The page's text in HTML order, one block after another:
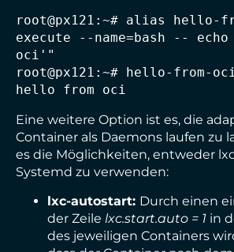
root@px121:~# alias hello-
execute --name=bash --
oci'"
root@px121:~# hello-from-
hello from oci
Eine weitere Option ist es, die
Container als Daemons laufen zu
es die Möglichkeiten, entweder
Systemd zu verwenden:
lxc-autostart: Durch einen
der Zeile lxc.start.auto = 1 in
des jeweiligen Containers